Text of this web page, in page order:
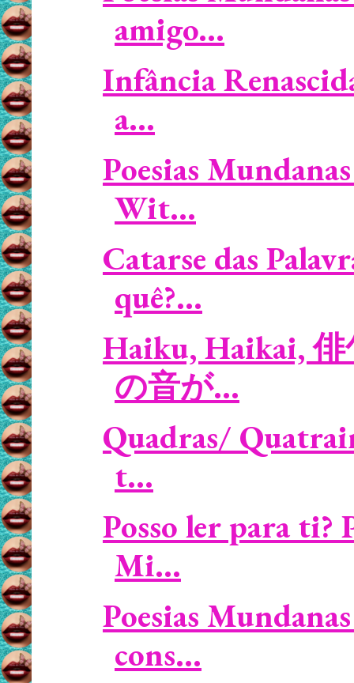
amigo...
Infância
a...
Poesias
Wit...
Catarse das
quê?...
Haiku, Haikai, 俳
の音が...
Quadras/
t...
Posso ler para ti?
Mi...
Poesias
cons...